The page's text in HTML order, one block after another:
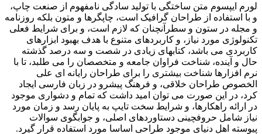
لورم ایپسوم متن ساختگی با تولید سادگی نامفهوم از صنعت چاپ،
و با استفاده از طراحان گرافیک است، چاپگرها و متون بلکه روزنامه
و مجله در ستون و سطرآنچنان که لازم است، و برای شرایط فعلی
تکنولوژی مورد نیاز، و کاربردهای متنوع با هدف بهبود ابزارهای
کاربردی می باشد، کتابهای زیادی در شصت و سه درصد گذشته
حال و آینده، شناخت فراوان جامعه و متخصصان را می طلبد، تا با
نرم افزارها شناخت بیشتری را برای طراحان رایانه ای علی
الخصوص طراحان خلاقی، و فرهنگ پیشرو در زبان فارسی ایجاد
کرد، در این صورت می توان امید داشت که تمام و دشواری موجود
در ارائه راهکارها، و شرایط سخت تایپ به پایان رسد و زمان مورد
نیاز شامل حروفچینی دستاوردهای اصلی، و جوابگوی سوالات
پیوسته اهل دنیای موجود طراحی اساسا مورد استفاده قرار گیرد.